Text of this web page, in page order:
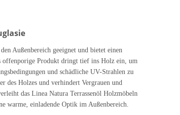
Außenbereich geeignet und bietet einen
offenporige Produkt dringt tief ins Holz ein, um
und schädliche UV-Strahlen zu
des Holzes und verhindert Vergrauen und
das Linea Natura Terrassenöl Holzmöbeln
warme, einladende Optik im Außenbereich.